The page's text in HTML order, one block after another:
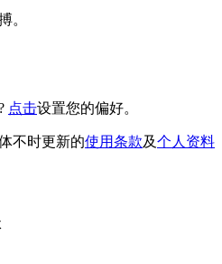
。
点击设置您的偏好。
不时更新的使用条款及个人资料